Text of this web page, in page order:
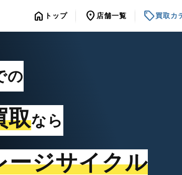
home トップ location_on 店舗一覧 sell買取カ
の
取なら
ージサイクル